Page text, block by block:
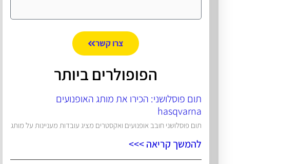
צרו קשר
הפופולרים ביותר
תום פוסלושני: הכירו את מותג האופנועים
hasqvarna
תום פוסלושני חובב אופנועים ואקסטרים מציג עובדות מעניינות על מותג
להמשך קריאה >>>